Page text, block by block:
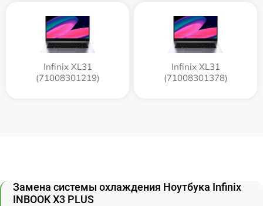
Infinix XL31
(71008301219)
Infinix XL31
(71008301378)
Замена системы охлаждения Ноутбука Infinix
INBOOK X3 PLUS